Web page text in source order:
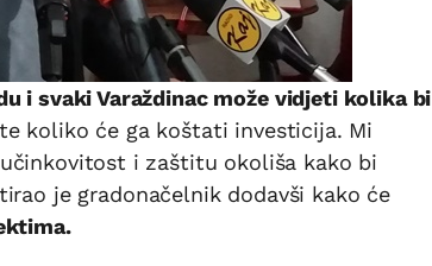
i svaki Varaždinac može vidjeti kolika bi
koliko će ga koštati investicija. Mi
i zaštitu okoliša kako bi
je gradonačelnik dodavši kako će